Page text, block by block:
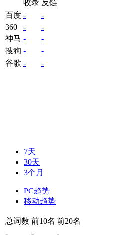
收录 反链
百度 -
-
360
-
-
神马 -
-
搜狗 -
-
谷歌 - -
7天
30天
3个月
PC趋势
移动趋势
总词数 前10名 前20名
-
- -